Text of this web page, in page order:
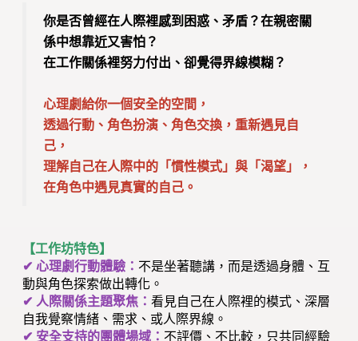
你是否曾經在人際裡感到困惑、矛盾？在親密關
係中想靠近又害怕？
在工作關係裡努力付出、卻覺得界線模糊？
心理劇給你一個安全的空間，
透過行動、角色扮演、角色交換，重新遇見自
己，
理解自己在人際中的「慣性模式」與「渴望」，
在角色中遇見真實的自己。
【工作坊特色】
✔ 心理劇行動體驗： 不是坐著聽講，而是透過身體、互
動與角色探索做出轉化。
✔ 人際關係主題聚焦：看見自己在人際裡的模式、深層
自我覺察情緒、需求、或人際界線。
✔ 安全支持的團體場域： 不評價、不比較，只共同經驗